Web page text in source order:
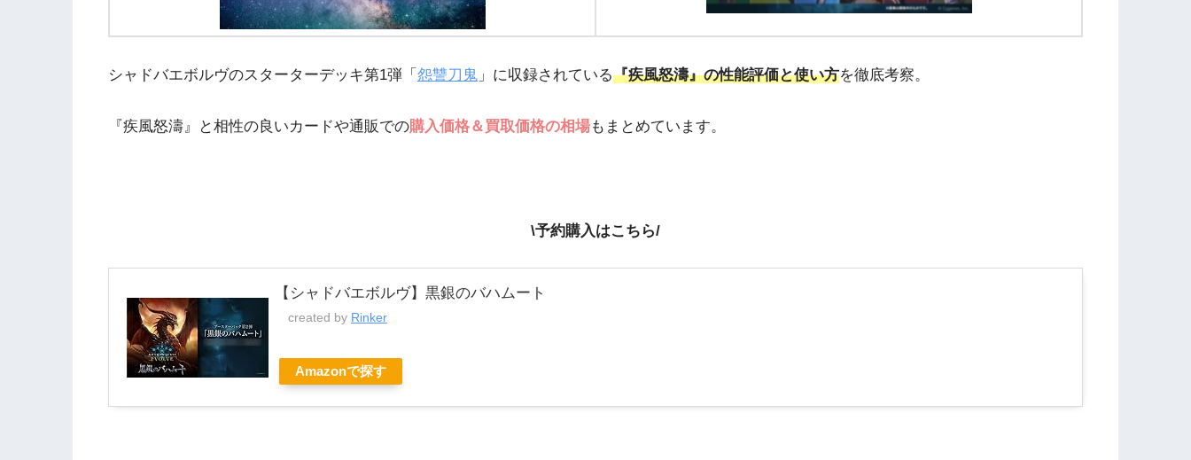
シャドバエボルヴのスターターデッキ第1弾「 怨讐刀鬼 」に収録されている『疾風怒濤』の性能評価と使い方を徹底考察。
『疾風怒濤』と相性の良いカードや通販での購入価格＆買取価格の相場もまとめています。
\予約購入はこちら/
【シャドバエボルヴ】黒銀のバハムート
created by Rinker
Amazonで探す